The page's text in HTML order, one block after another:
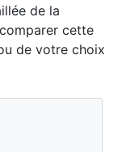
de la
cette
de votre choix